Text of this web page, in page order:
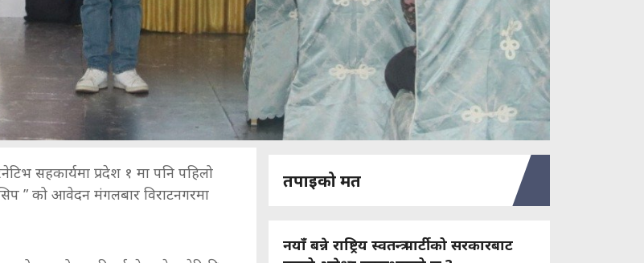
सहकार्यमा प्रदेश १ मा पनि पहिलो
” को आवेदन मंगलबार विराटनगरमा
तपाइको मत
नयाँ बन्ने राष्ट्रिय स्वतन्त्र पार्टीको सरकारबाट